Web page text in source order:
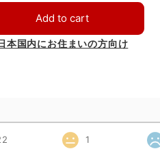
Add to cart
本国内にお住まいの方向け
1